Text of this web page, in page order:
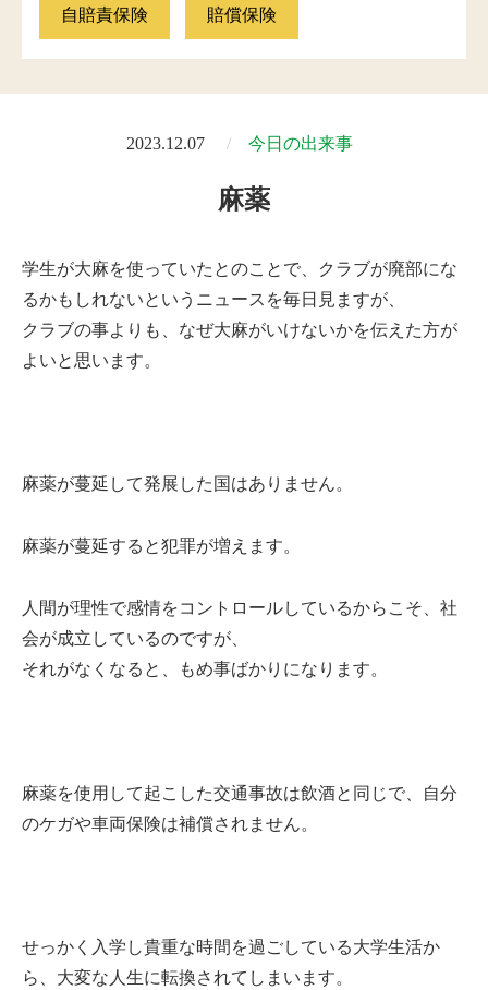
自賠責保険 賠償保険
2023.12.07 今日の出来事
麻薬
学生が大麻を使っていたとのことで、クラブが廃部にな
るかもしれないというニュースを毎日見ますが、
クラブの事よりも、なぜ大麻がいけないかを伝えた方が
よいと思います。
麻薬が蔓延して発展した国はありません。
麻薬が蔓延すると犯罪が増えます。
人間が理性で感情をコントロールしているからこそ、社
会が成立しているのですが、
それがなくなると、もめ事ばかりになります。
麻薬を使用して起こした交通事故は飲酒と同じで、自分
のケガや車両保険は補償されません。
せっかく入学し貴重な時間を過ごしている大学生活か
ら、大変な人生に転換されてしまいます。